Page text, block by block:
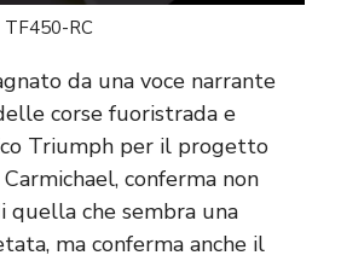
RC
da una voce narrante
corse fuoristrada e
Triumph per il progetto
conferma non
quella che sembra una
ma conferma anche il